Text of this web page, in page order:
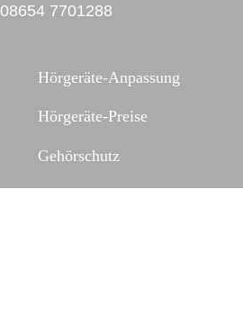
08654 7701288
Hörgeräte-Anpassung
Hörgeräte-Preise
Gehörschutz